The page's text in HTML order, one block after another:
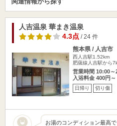
人吉温泉 華まき温泉
4.3点/ 24 件
熊本県 / 人吉市
西人吉駅1.52km
肥薩線人吉駅から
営業時間 10:00～
入浴料金 400円～
日帰り 切り傷
お湯のコンディション最高